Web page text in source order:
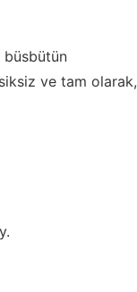
büsbütün
ve tam